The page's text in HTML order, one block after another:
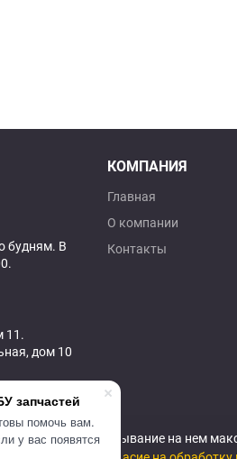
запчастей
помочь вам.
у вас появятся
будням. В
11.
дом 10
КОМПАНИЯ
Главная
О компании
Контакты
сделать ваше пребывание на нем